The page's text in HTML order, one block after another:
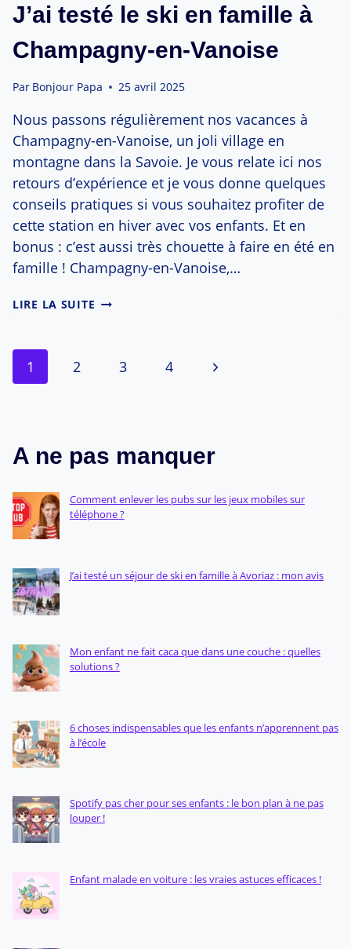
J’ai testé le ski en famille à
Champagny-en-Vanoise
Par Bonjour Papa 25 avril 2025
Nous passons régulièrement nos vacances à
Champagny-en-Vanoise, un joli village en
montagne dans la Savoie. Je vous relate ici nos
retours d’expérience et je vous donne quelques
conseils pratiques si vous souhaitez profiter de
cette station en hiver avec vos enfants. Et en
bonus : c’est aussi très chouette à faire en été en
famille ! Champagny-en-Vanoise,…
LIRE LA SUITE J’AI
VANOISE
Navigation
1 2 3 4
Page
A ne pas manquer
Comment enlever les pubs sur les jeux mobiles sur
téléphone ?
J’ai testé un séjour de ski en famille à Avoriaz : mon avis
Mon enfant ne fait caca que dans une couche : quelles
solutions ?
6 choses indispensables que les enfants n’apprennent pas
à l’école
Spotify pas cher pour ses enfants : le bon plan à ne pas
louper !
Enfant malade en voiture : les vraies astuces efficaces !